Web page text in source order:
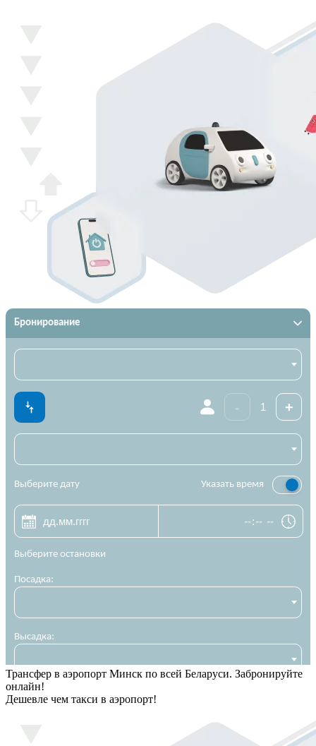
Трансфер в аэропорт Минск по всей Беларуси. Забронируйте
онлайн!
Дешевле чем такси в аэропорт!